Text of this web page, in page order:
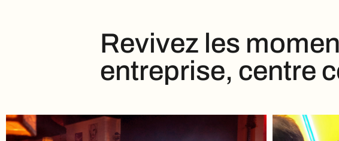
Revivez les
entreprise, centre